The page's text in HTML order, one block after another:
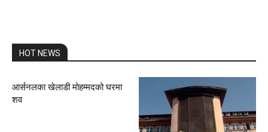
HOT NEWS
आर्सनलका खेलाडी मोहम्मदको घरमा
शव